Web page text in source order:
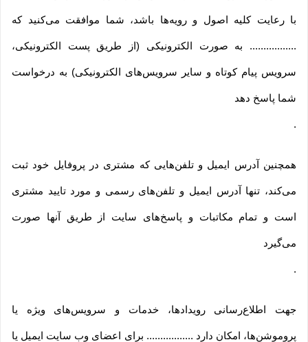
با رعایت کلیه اصول و رویه‏‌ها باشد، شما موافقت می‌‏کنید که
................. به صورت الکترونیکی (از طریق پست الکترونیکی،
سرویس پیام کوتاه و سایر سرویس‌های الکترونیکی) به درخواست
شما پاسخ دهد
.
همچنین آدرس ایمیل و تلفن‌هایی که مشتری در پروفایل خود ثبت
می‌کند، تنها آدرس ایمیل و تلفن‌های رسمی و مورد تایید مشتری
است و تمام مکاتبات و پاسخ‌های سایت از طریق آنها صورت
می‌گیرد
.
جهت اطلاع‌رسانی رویدادها، خدمات و سرویس‌های ویژه یا
پروموشن‌ها، امکان دارد ................. برای اعضای وب سایت ایمیل یا